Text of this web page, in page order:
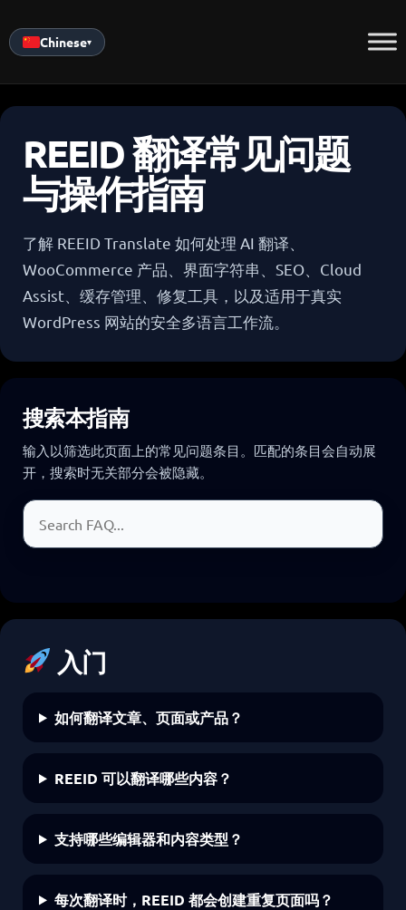
to
Chinese▾
REEID 翻译常见问题
与操作指南
了解 REEID Translate 如何处理 AI 翻译、
WooCommerce 产品、界面字符串、SEO、Cloud
Assist、缓存管理、修复工具，以及适用于真实
WordPress 网站的安全多语言工作流。
搜索本指南
输入以筛选此页面上的常见问题条目。匹配的条目会自动展
开，搜索时无关部分会被隐藏。
搜索常见问题
入门
如何翻译文章、页面或产品？
REEID 可以翻译哪些内容？
支持哪些编辑器和内容类型？
每次翻译时，REEID 都会创建重复页面吗？